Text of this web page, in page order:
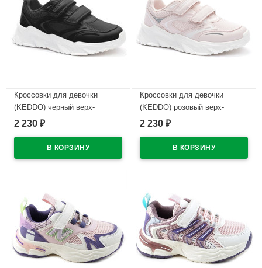
Кроссовки для девочки
(KEDDO) черный верх-
искусственная кожа, сетка
размерный ряд 32-36
арт.257070/04-07
2 230 ₽
Кроссовки для девочки
(KEDDO) розовый верх-
искусственная кожа, сетка
размерный ряд 32-36
арт.257070/04-04
2 230 ₽